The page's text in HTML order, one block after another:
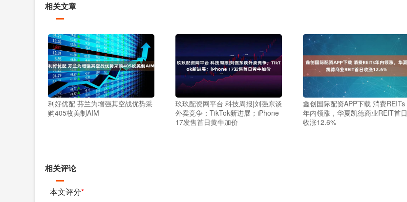
相关文章
利好优配 芬兰为增强其空战优势采
购405枚美制AIM
玖玖配资网平台 科技周报|刘强东谈
外卖竞争；TikTok新进展；iPhone
17发售首日黄牛加价
鑫创国际配资APP下载 消费REITs
年内领涨，华夏凯德商业REIT首日
收涨12.6%
相关评论
本文评分*